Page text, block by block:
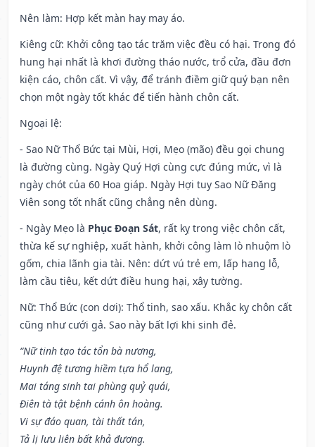
Nên làm: Hợp kết màn hay may áo.
Kiêng cữ: Khởi công tạo tác trăm việc đều có hại. Trong đó
hung hại nhất là khơi đường tháo nước, trổ cửa, đầu đơn
kiện cáo, chôn cất. Vì vậy, để tránh điềm giữ quý bạn nên
chọn một ngày tốt khác để tiến hành chôn cất.
Ngoại lệ:
- Sao Nữ Thổ Bức tại Mùi, Hợi, Mẹo (mão) đều gọi chung
là đường cùng. Ngày Quý Hợi cùng cực đúng mức, vì là
ngày chót của 60 Hoa giáp. Ngày Hợi tuy Sao Nữ Đăng
Viên song tốt nhất cũng chẳng nên dùng.
- Ngày Mẹo là Phục Đoạn Sát, rất kỵ trong việc chôn cất,
thừa kế sự nghiệp, xuất hành, khởi công làm lò nhuộm lò
gốm, chia lãnh gia tài. Nên: dứt vú trẻ em, lấp hang lỗ,
làm cầu tiêu, kết dứt điều hung hại, xây tường.
Nữ: Thổ Bức (con dơi): Thổ tinh, sao xấu. Khắc kỵ chôn cất
cũng như cưới gả. Sao này bất lợi khi sinh đẻ.
“Nữ tinh tạo tác tổn bà nương,
Huynh đệ tương hiềm tựa hổ lang,
Mai táng sinh tai phùng quỷ quái,
Điên tà tật bệnh cánh ôn hoàng.
Vi sự đáo quan, tài thất tán,
Tả lị lưu liên bất khả đương.